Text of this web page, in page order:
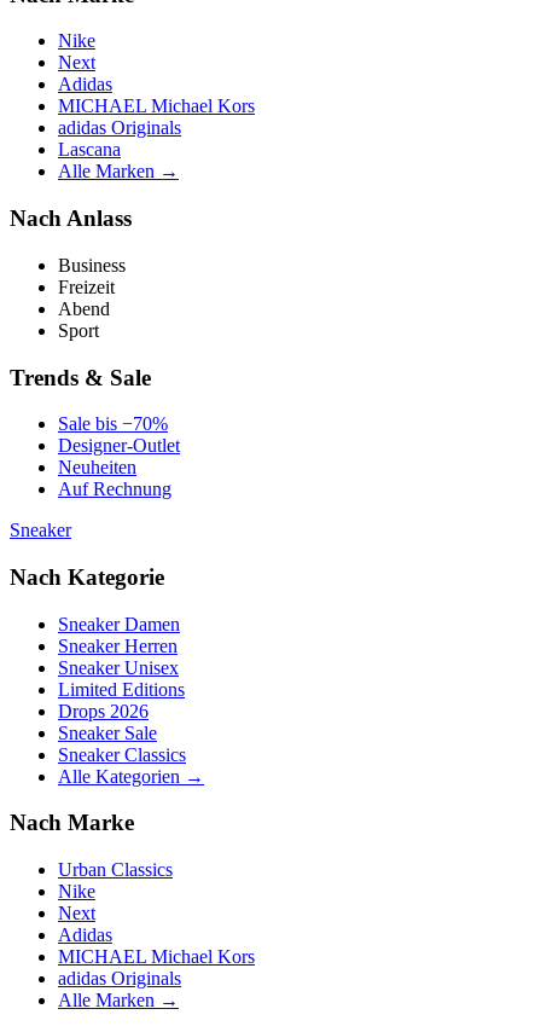
Nike
Next
Adidas
MICHAEL Michael Kors
adidas Originals
Lascana
Alle Marken →
Nach Anlass
Business
Freizeit
Abend
Sport
Trends & Sale
Sale bis −70%
Designer-Outlet
Neuheiten
Auf Rechnung
Sneaker
Nach Kategorie
Sneaker Damen
Sneaker Herren
Sneaker Unisex
Limited Editions
Drops 2026
Sneaker Sale
Sneaker Classics
Alle Kategorien →
Nach Marke
Urban Classics
Nike
Next
Adidas
MICHAEL Michael Kors
adidas Originals
Alle Marken →